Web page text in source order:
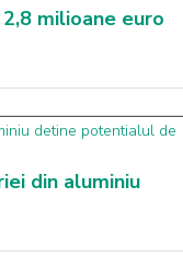
milioane euro
din aluminiu